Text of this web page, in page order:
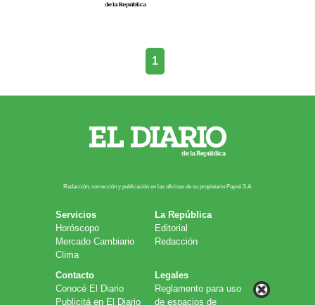
1
Redacción, corrección y publicación en las oficinas de su propietario Payn​é S.A.
Servicios
Horóscopo
Mercado Cambiario
Clima
La República
Editorial
Redacción
Contacto
Conocé El Diario
Publicitá en El Diario
Legales
Reglamento para uso
de espacios de